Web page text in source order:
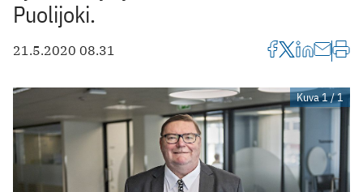
Puolijoki.
21.5.2020 08.31
Kuva 1 / 1